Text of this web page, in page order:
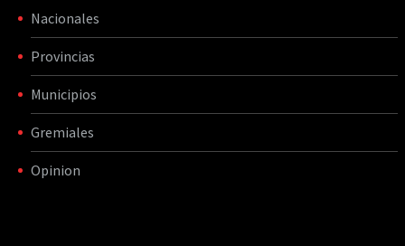
Nacionales
Provincias
Municipios
Gremiales
Opinion